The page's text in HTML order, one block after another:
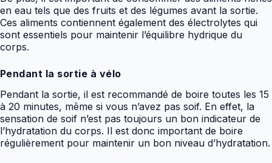
en eau tels que des fruits et des légumes avant la sortie.
Ces aliments contiennent également des électrolytes qui
sont essentiels pour maintenir l’équilibre hydrique du
corps.
Pendant la sortie à vélo
Pendant la sortie, il est recommandé de boire toutes les 15
à 20 minutes, même si vous n’avez pas soif. En effet, la
sensation de soif n’est pas toujours un bon indicateur de
l’hydratation du corps. Il est donc important de boire
régulièrement pour maintenir un bon niveau d’hydratation.